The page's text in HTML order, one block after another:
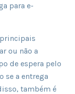
para e-
ou não a
de espera pelo
se a entrega
também é